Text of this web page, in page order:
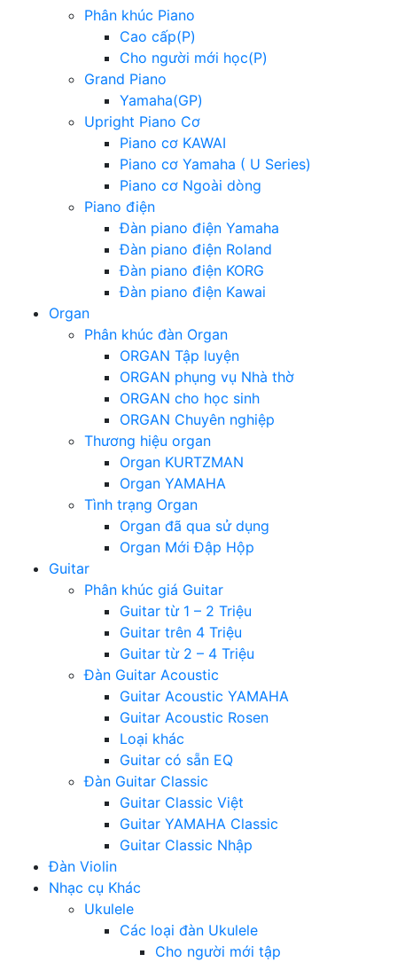
Phân khúc Piano
Cao cấp(P)
Cho người mới học(P)
Grand Piano
Yamaha(GP)
Upright Piano Cơ
Piano cơ KAWAI
Piano cơ Yamaha ( U Series)
Piano cơ Ngoài dòng
Piano điện
Đàn piano điện Yamaha
Đàn piano điện Roland
Đàn piano điện KORG
Đàn piano điện Kawai
Organ
Phân khúc đàn Organ
ORGAN Tập luyện
ORGAN phụng vụ Nhà thờ
ORGAN cho học sinh
ORGAN Chuyên nghiệp
Thương hiệu organ
Organ KURTZMAN
Organ YAMAHA
Tình trạng Organ
Organ đã qua sử dụng
Organ Mới Đập Hộp
Guitar
Phân khúc giá Guitar
Guitar từ 1 – 2 Triệu
Guitar trên 4 Triệu
Guitar từ 2 – 4 Triệu
Đàn Guitar Acoustic
Guitar Acoustic YAMAHA
Guitar Acoustic Rosen
Loại khác
Guitar có sẵn EQ
Đàn Guitar Classic
Guitar Classic Việt
Guitar YAMAHA Classic
Guitar Classic Nhập
Đàn Violin
Nhạc cụ Khác
Ukulele
Các loại đàn Ukulele
Cho người mới tập